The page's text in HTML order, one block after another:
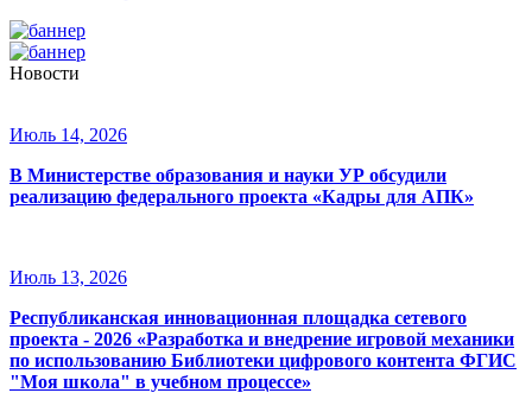
Новости
Июль 14, 2026
В Министерстве образования и науки УР обсудили
реализацию федерального проекта «Кадры для АПК»
Июль 13, 2026
Республиканская инновационная площадка сетевого
проекта - 2026 «Разработка и внедрение игровой механики
по использованию Библиотеки цифрового контента ФГИС
"Моя школа" в учебном процессе»